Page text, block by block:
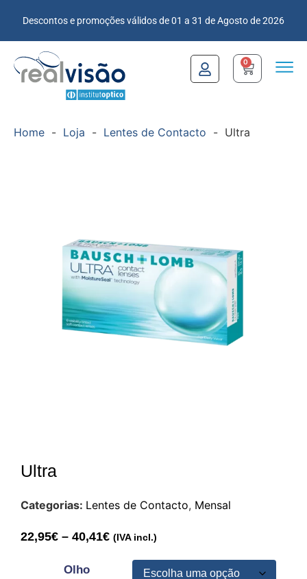
Descontos e promoções válidos de 01 a 31 de Agosto de 2026
0
Home - Loja - Lentes de Contacto - Ultra
Ultra
Categorias: Lentes de Contacto, Mensal
22,95€ – 40,41€ (IVA incl.)
Olho